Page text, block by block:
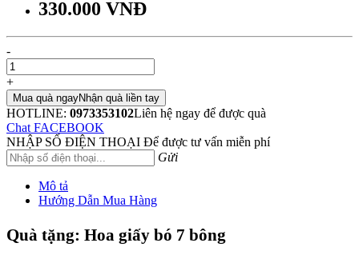
330.000 VNĐ
-
+
Mua quà ngayNhận quà liền tay
HOTLINE: 0973353102Liên hệ ngay để được quà
Chat FACEBOOK
NHẬP SỐ ĐIỆN THOẠI Để được tư vấn miễn phí
Gửi
Mô tả
Hướng Dẫn Mua Hàng
Quà tặng: Hoa giấy bó 7 bông